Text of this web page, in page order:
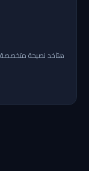
هتاخد نصيحة متخصصة